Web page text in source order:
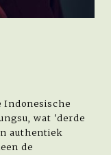
Indonesische
wat 'derde
authentiek
de